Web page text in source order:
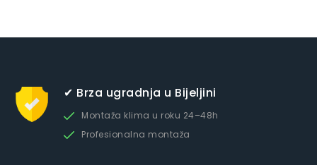
✔ Brza ugradnja u Bijeljini
Montaža klima u roku 24–48h
Profesionalna montaža